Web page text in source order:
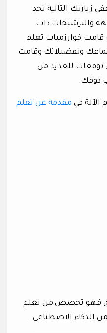
زيارتك التالية تجد
والترشيحات ذات
قامت خوارزميات تعلم
وتفضيلاتك وقامت
توقعات للعديد من
ذوقك.
الآلة في مقدمة عن تعلم
فهو تخصص من تعلم
الذكاء الاصطناعي.